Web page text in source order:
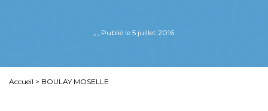
, , Publié le 5 juillet 2016
Accueil > BOULAY MOSELLE